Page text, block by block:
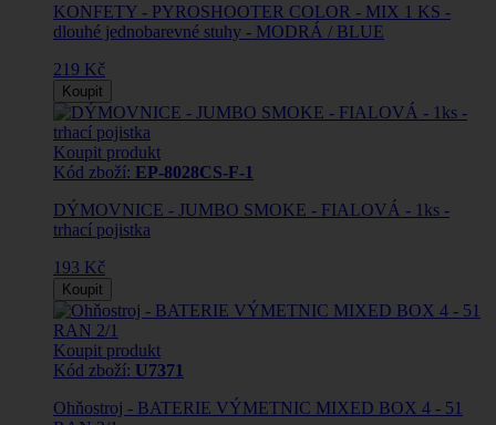
KONFETY - PYROSHOOTER COLOR - MIX 1 KS -
dlouhé jednobarevné stuhy - MODRÁ / BLUE
219 Kč
Koupit
Koupit produkt
Kód zboží: EP-8028CS-F-1
DÝMOVNICE - JUMBO SMOKE - FIALOVÁ - 1ks -
trhací pojistka
193 Kč
Koupit
Koupit produkt
Kód zboží: U7371
Ohňostroj - BATERIE VÝMETNIC MIXED BOX 4 - 51